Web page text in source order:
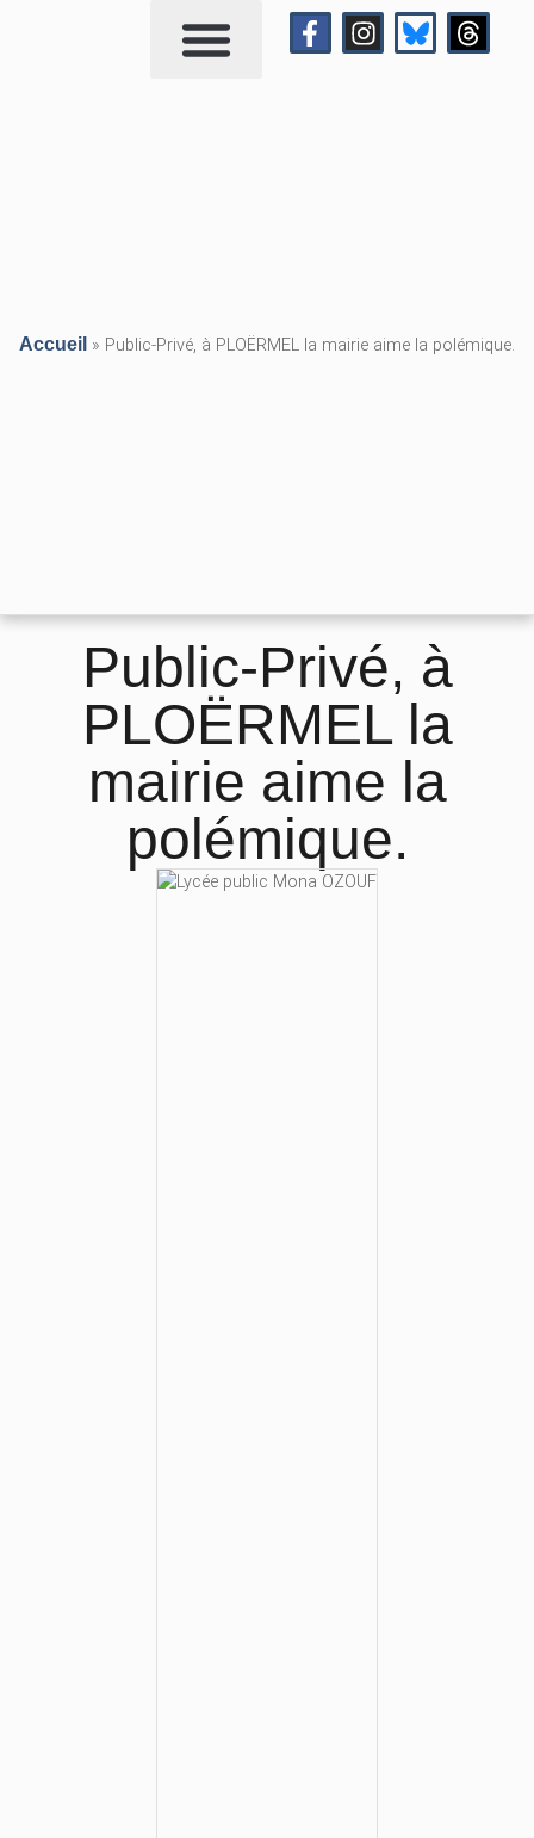
Accueil » Public-Privé, à PLOËRMEL la mairie aime la polémique.
Public-Privé, à
PLOËRMEL la
mairie aime la
polémique.